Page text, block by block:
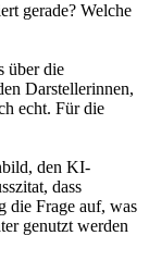
gerade? Welche
über die
Darstellerinnen,
echt. Für die
den KI-
dass
die Frage auf, was
genutzt werden